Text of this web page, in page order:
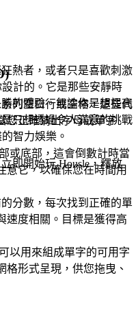
熱者，或者只是喜歡刺激
計的。它是那些安靜時
的體驗。無論你是想提高
只想透過令人滿意的挑戰
智力娛樂。
即開始玩 Housle，釋放
列空白行或空格，這些代
您正確猜出字母或單字
或底部，這會倒數計時當
意它，以確保您在時間用
分數，每次找到正確的單
速度相關。目標是獲得高
以用來組成單字的可用字
格形式呈現，供您拖曳、